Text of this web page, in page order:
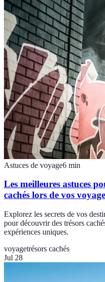
Astuces de voyage6 min
Les meilleures astuces
cachés lors de vos
Explorez les secrets de vos
pour découvrir des trésors
expériences uniques.
voyagetrésors cachés
Jul 28